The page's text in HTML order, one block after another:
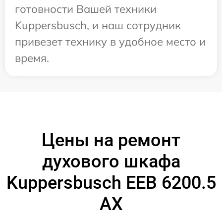
готовности Вашей техники
Kuppersbusch, и наш сотрудник
привезет технику в удобное место и
время.
Цены на ремонт
духового шкафа
Kuppersbusch EEB 6200.5
AX